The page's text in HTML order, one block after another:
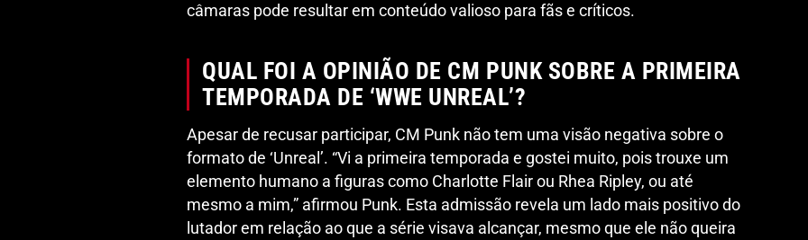
câmaras pode resultar em conteúdo valioso para fãs e críticos.
QUAL FOI A OPINIÃO DE CM PUNK SOBRE A PRIMEIRA
TEMPORADA DE ‘WWE UNREAL’?
Apesar de recusar participar, CM Punk não tem uma visão negativa sobre o
formato de ‘Unreal’. “Vi a primeira temporada e gostei muito, pois trouxe um
elemento humano a figuras como Charlotte Flair ou Rhea Ripley, ou até
mesmo a mim,” afirmou Punk. Esta admissão revela um lado mais positivo do
lutador em relação ao que a série visava alcançar, mesmo que ele não queira